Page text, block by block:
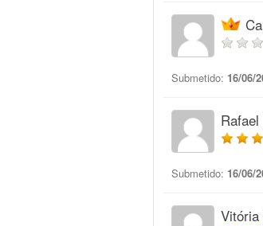
Submetido: 16/06/
Rafael
Submetido: 16/06/
Vitória